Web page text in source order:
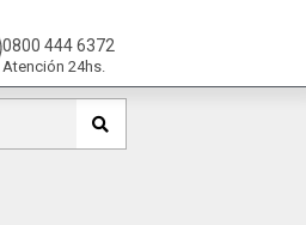
0800 444 6372
Atención 24hs.